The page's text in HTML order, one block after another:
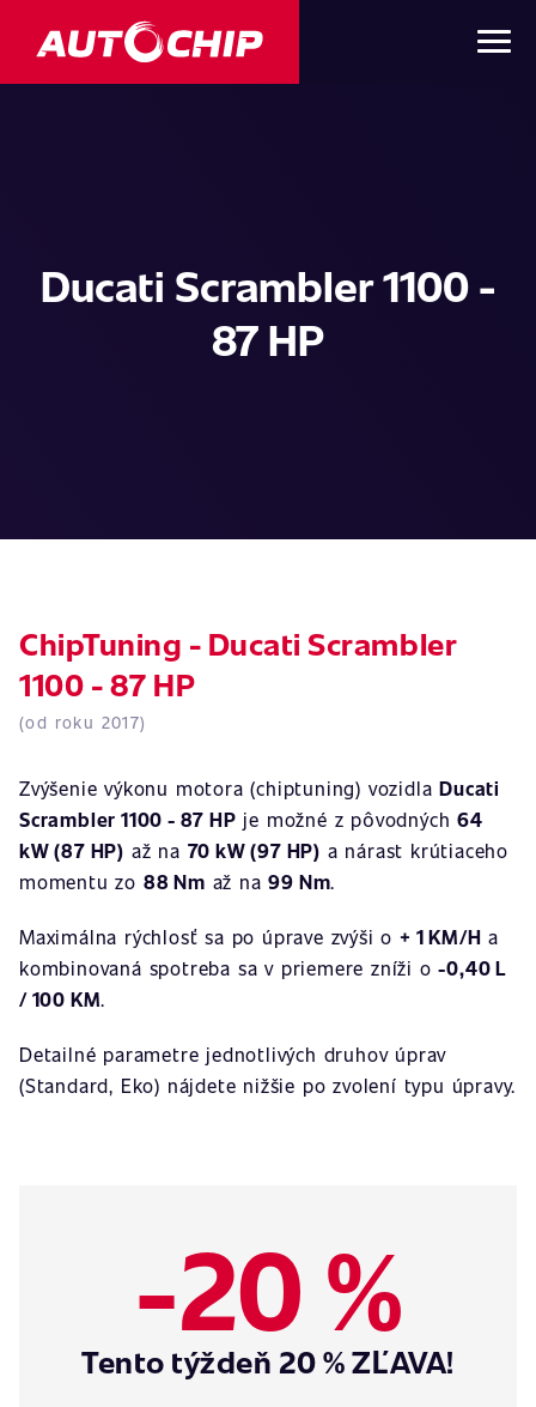
Ducati Scrambler 1100 -
87 HP
ChipTuning - Ducati Scrambler
1100 - 87 HP
(od roku 2017)
Zvýšenie výkonu motora (chiptuning) vozidlaDucati
Scrambler 1100 - 87 HP je možné z pôvodných64
kW (87 HP) až na 70 kW (97 HP) a nárast krútiaceho
momentu zo 88 Nm až na99 Nm.
Maximálna rýchlosť sa po úprave zvýši o + 1 KM/H a
kombinovaná spotreba sa v priemere zníži o-0,40 L
/ 100 KM.
Detailné parametre jednotlivých druhov úprav
(Standard, Eko) nájdete nižšie po zvolení typu úpravy.
-20 %
Tento týždeň 20 % ZĽAVA!